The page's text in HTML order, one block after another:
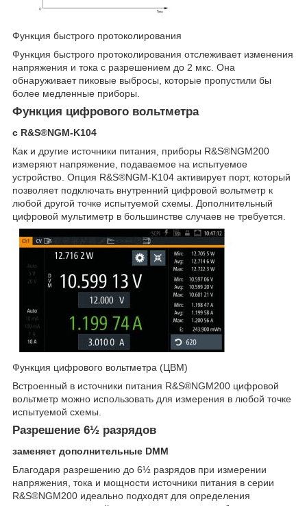
Функция быстрого протоколирования
Функция быстрого протоколирования отслеживает изменения
напряжения и тока с разрешением до 2 мкс. Она
обнаруживает пиковые выбросы, которые пропустили бы
более медленные приборы.
Функция цифрового вольтметра
с R&S®NGM-K104
Как и другие источники питания, приборы R&S®NGM200
измеряют напряжение, подаваемое на испытуемое
устройство. Опция R&S®NGM-K104 активирует порт, который
позволяет подключать внутренний цифровой вольтметр к
любой другой точке испытуемой схемы. Дополнительный
цифровой мультиметр в большинстве случаев не требуется.
Функция цифрового вольтметра (ЦВМ)
Встроенный в источники питания R&S®NGM200 цифровой
вольтметр можно использовать для измерения в любой точке
испытуемой схемы.
Разрешение 6½ разрядов
заменяет дополнительные DMM
Благодаря разрешению до 6½ разрядов при измерении
напряжения, тока и мощности источники питания в серии
R&S®NGM200 идеально подходят для определения